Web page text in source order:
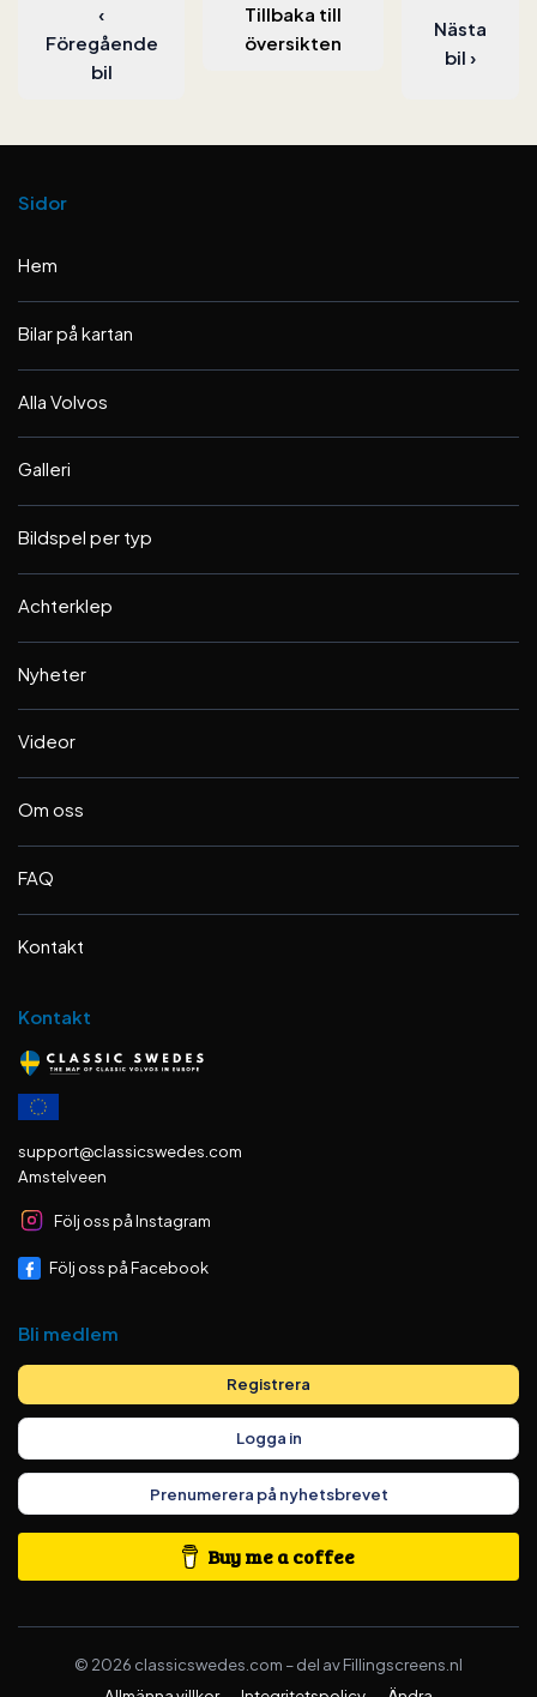
‹
Föregående
bil
Tillbaka till
översikten
Nästa
bil ›
Sidor
Hem
Bilar på kartan
Alla Volvos
Galleri
Bildspel per typ
Achterklep
Nyheter
Videor
Om oss
FAQ
Kontakt
Kontakt
support@classicswedes.com
Amstelveen
Följ oss på Instagram
Följ oss på Facebook
Bli medlem
Registrera
Logga in
Prenumerera på nyhetsbrevet
Buy me a coffee
© 2026 classicswedes.com –del avFillingscreens.nl